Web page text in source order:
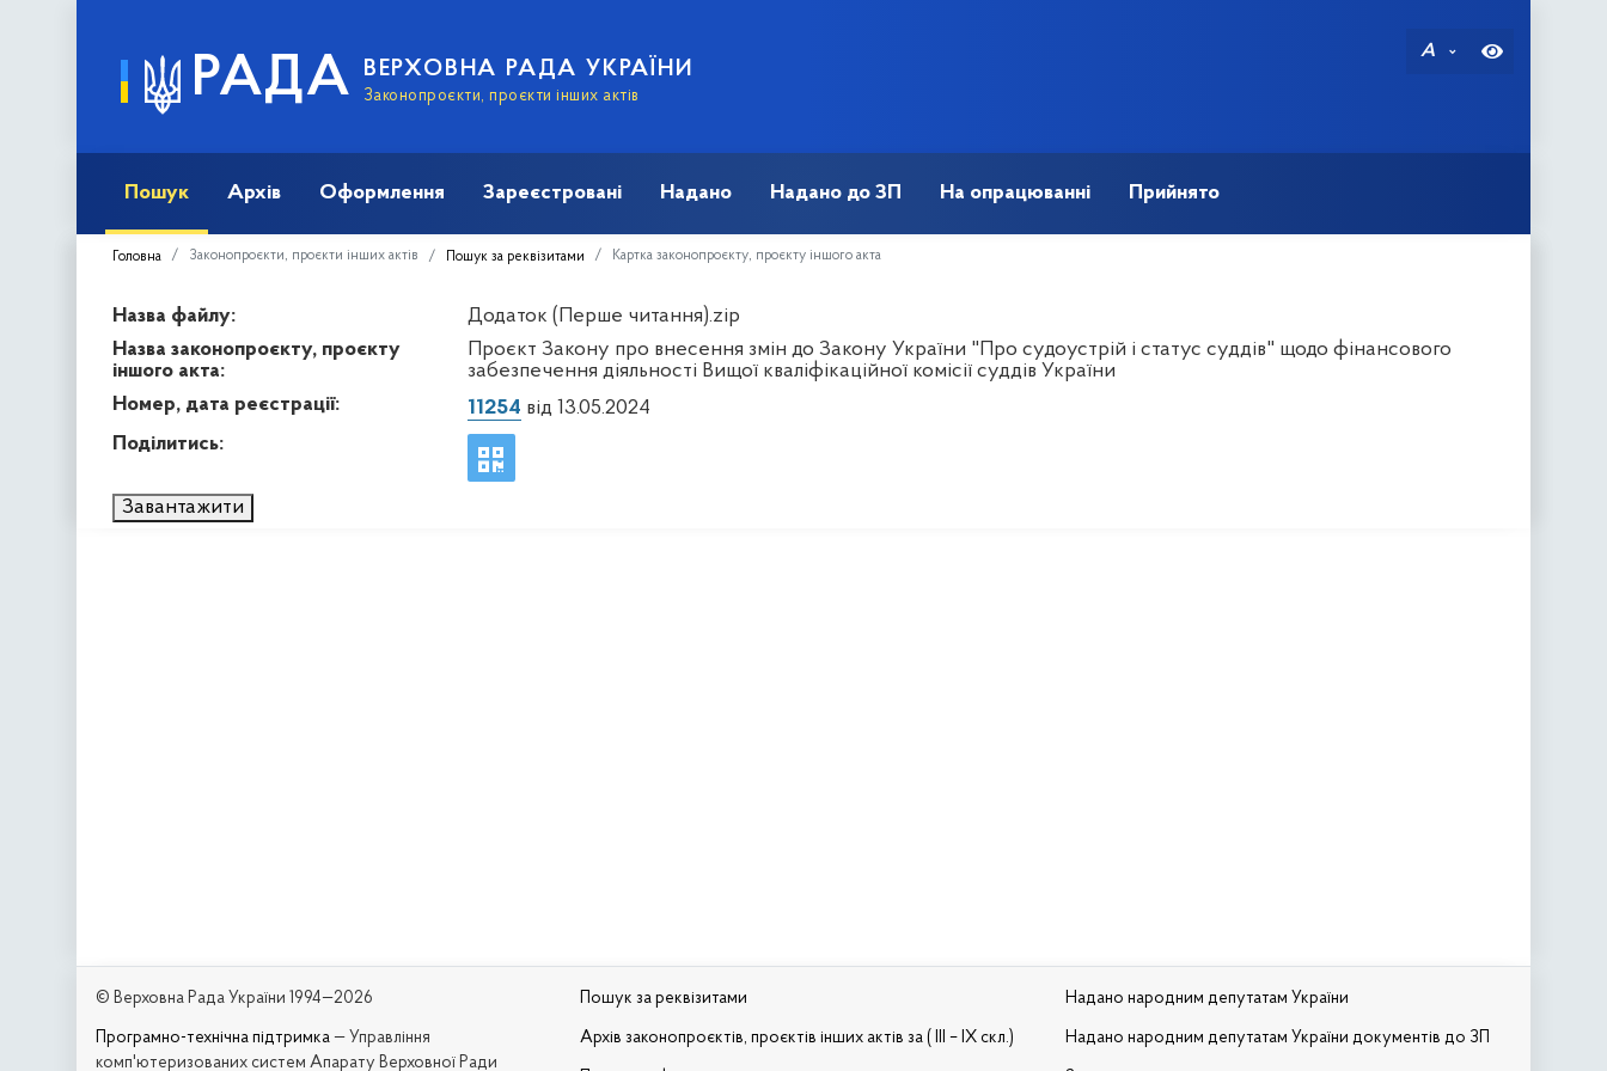
РАДА ВЕРХОВНА РАДА УКРАЇНИ
Законопроєкти, проєкти інших актів
A
Пошук Архів Оформлення Зареєстровані Надано Надано до ЗП На опрацюванні Прийнято
Головна Законопроєкти, проєкти інших актів Пошук за реквізитами Картка законопроєкту, проєкту іншого акта
Назва файлу:
Додаток (Перше читання).zip
Назва законопроєкту, проєкту
іншого акта:
Проєкт Закону про внесення змін до Закону України "Про судоустрій і статус суддів" щодо фінансового
забезпечення діяльності Вищої кваліфікаційної комісії суддів України
Номер, дата реєстрації:
11254 від 13.05.2024
Поділитись:
Завантажити
© Верховна Рада України 1994—2026
Програмно-технічна підтримка — Управління
комп'ютеризованих систем Апарату Верховної Ради
Пошук за реквізитами
Архів законопроєктів, проєктів інших актів за ( III – IX скл.)
Надано народним депутатам України
Надано народним депутатам України документів до ЗП